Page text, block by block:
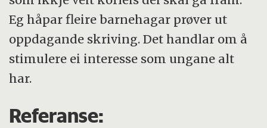
Eg håpar fleire barnehagar prøver ut
oppdagande skriving. Det handlar om å
stimulere ei interesse som ungane alt
har.
Referanse: